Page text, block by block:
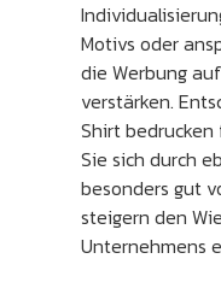
Motivs oder
die Werbung
verstärken.
Shirt bedrucken
Sie sich durch
besonders gut
steigern den
Unternehmens